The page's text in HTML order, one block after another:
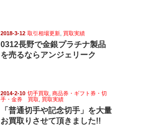
2018-3-12 取引相場更新, 買取実績
0312長野で金銀プラチナ製品
を売るならアンジェリーク
2014-2-10 切手買取, 商品券・ギフト券・切
手・金券 買取, 買取実績
「普通切手や記念切手」を大量
お買取りさせて頂きました!!